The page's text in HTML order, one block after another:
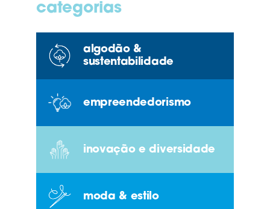
categorias
algodão &
sustentabilidade
empreendedorismo
inovação e diversidade
moda & estilo